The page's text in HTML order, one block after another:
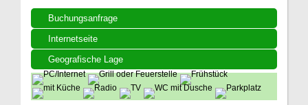
Buchungsanfrage
Internetseite
Geografische Lage